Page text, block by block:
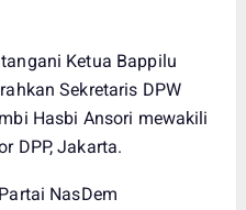
Ketua Bappilu
Sekretaris DPW
Hasbi Ansori mewakili
DPP, Jakarta.
NasDem